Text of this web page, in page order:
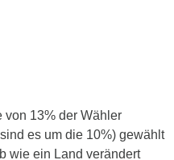
von 13% der Wähler
es um die 10%) gewählt
wie ein Land verändert